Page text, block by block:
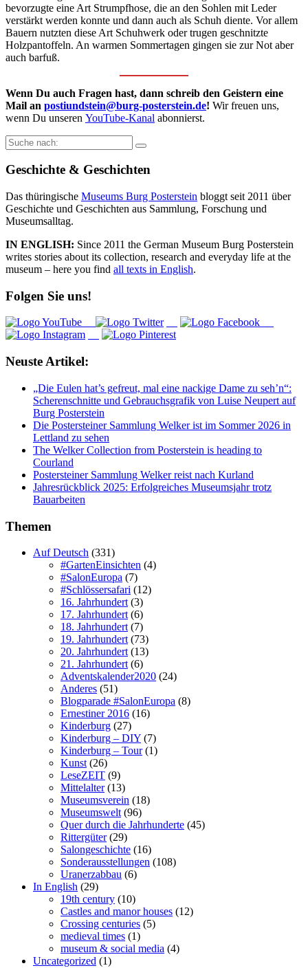
bevorzugte eine Art Strumpfhose, die an den Sohlen mit Leder
verstärkt werden konnte und dann auch als Schuh diente. Vor allem
Bauern nutzten diese Art Schuhwerk oder trugen geschnitzte
Holzpantoffeln. An warmen Sommertagen gingen sie zur Not aber
auch barfuß.
Wenn Du auch Fragen hast, dann schreib den Geistern eine
Mail an postiundstein@burg-posterstein.de! Wir freuen uns,
wenn Du unseren YouTube-Kanal abonnierst.
Suche
nach:
Geschichte & Geschichten
Das thüringische Museums Burg Posterstein bloggt seit 2011 über
Geschichte und Geschichten aus Sammlung, Forschung und
Museumsalltag.
IN ENGLISH: Since 2011 the German Museum Burg Posterstein
writes stories about its collection, research and everyday life at the
museum – here you find all texts in English.
Folgen Sie uns!
Neuste Artikel:
„Die Eulen hat’s gefreut, mal eine nackige Dame zu seh’n“:
Scherenschnitte und Gebrauchsgrafik von Luise Neupert auf
Burg Posterstein
Die Postersteiner Sammlung Welker ist im Sommer 2026 in
Lettland zu sehen
The Welker Collection from Posterstein is heading to
Courland
Postersteiner Sammlung Welker reist nach Kurland
Jahresrückblick 2025: Erfolgreiches Museumsjahr trotz
Bauarbeiten
Themen
Auf Deutsch (331)
#GartenEinsichten (4)
#SalonEuropa (7)
#Schlössersafari (12)
16. Jahrhundert (3)
17. Jahrhundert (6)
18. Jahrhundert (7)
19. Jahrhundert (73)
20. Jahrhundert (13)
21. Jahrhundert (6)
Adventskalender2020 (24)
Anderes (51)
Blogparade #SalonEuropa (8)
Ernestiner 2016 (16)
Kinderburg (27)
Kinderburg – DIY (7)
Kinderburg – Tour(1)
Kunst (26)
LeseZEIT (9)
Mittelalter(13)
Museumsverein (18)
Museumswelt (96)
Quer durch die Jahrhunderte (45)
Rittergüter(29)
Salongeschichte (16)
Sonderausstellungen (108)
Uranerzabbau (6)
In English (29)
19th century (10)
Castles and manor houses (12)
Crossing centuries (5)
medieval times (1)
museum & social media (4)
Uncategorized (1)